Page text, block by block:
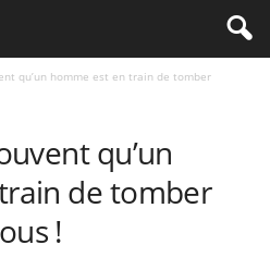
qu’un homme est en train de tomber
qu’un
de tomber
!